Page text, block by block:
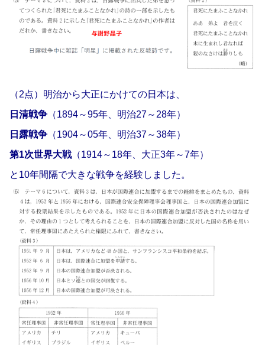
（2点）明治から大正にかけての日本は、
日清戦争 （1894～95年、明治27～28年）
日露戦争 （1904～05年、明治37～38年）
第1次世界大戦（1914～18年、大正3年～7年）
と10年間隔で大きな戦争を経験しました。